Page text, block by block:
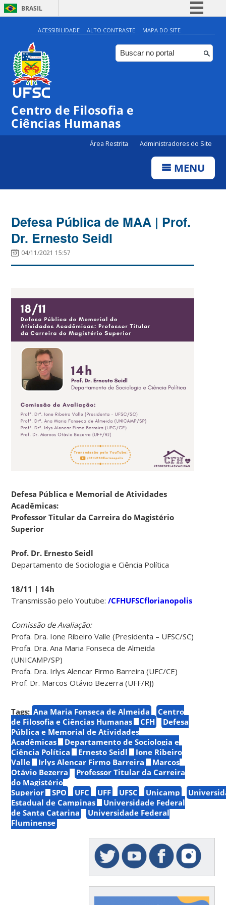
BRASIL
Simplifique!
Comunica BR
Participe
ACESSIBILIDADE ALTO CONTRASTE MAPA DO SITE
Centro de Filosofia e
Ciências Humanas
Área Restrita Administradores do Site
MENU
Defesa Pública de MAA | Prof.
Dr. Ernesto Seidl
04/11/2021 15:57
Defesa Pública e Memorial de Atividades
Acadêmicas:
Professor Titular da Carreira do Magistério
Superior
Prof. Dr. Ernesto Seidl
Departamento de Sociologia e Ciência Política
18/11 | 14h
Transmissão pelo Youtube:/CFHUFSCflorianopolis
Comissão de Avaliação:
Profa. Dra. Ione Ribeiro Valle (Presidenta – UFSC/SC)
Profa. Dra. Ana Maria Fonseca de Almeida
(UNICAMP/SP)
Profa. Dra. Irlys Alencar Firmo Barreira (UFC/CE)
Prof. Dr. Marcos Otávio Bezerra (UFF/RJ)
Tags: Ana Maria Fonseca de Almeida
Centro
de Filosofia e Ciências Humanas
CFH
Defesa
Pública e Memorial de Atividades
Acadêmicas
Departamento de Sociologia e
Ciência Política
Ernesto Seidl
Ione Ribeiro
Valle
Irlys Alencar Firmo Barreira
Marcos
Otávio Bezerra
Professor Titular da Carreira
do Magistério
Superior
SPO UFC UFF UFSC Unicamp
Estadual de Campinas
Universidade Federal
de Santa Catarina
Universidade Federal
Fluminense